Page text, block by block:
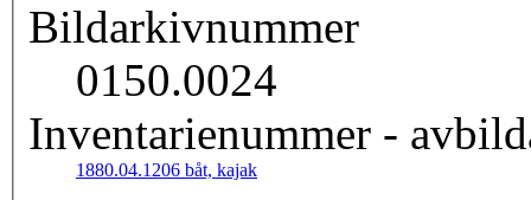
Bildarkivnummer
0150.0024
Inventarienummer -
1880.04.1206 båt, kajak